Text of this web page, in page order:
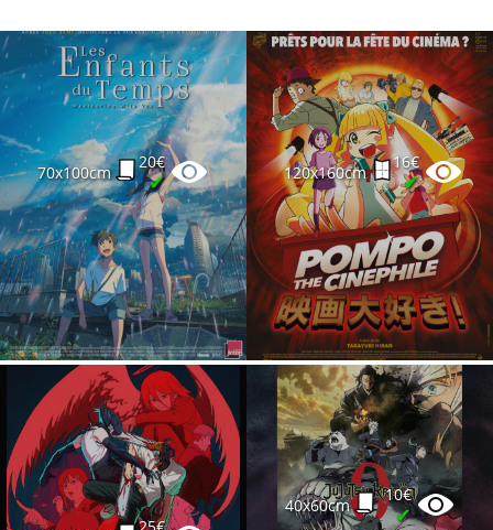
70x100cm
20€
✔ 120x160cm
16€
✔
40x60cm
10€
✔